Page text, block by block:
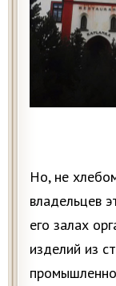
Но, не
владельцев
его залах
изделий из